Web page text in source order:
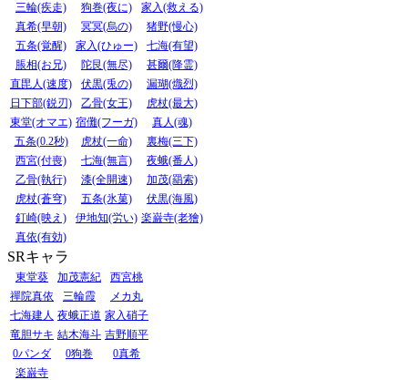
三輪(疾走)
狗巻(夜に)
家入(救える)
真希(早朝)
冥冥(烏の)
猪野(慢心)
五条(覚醒)
家入(ひゅー)
七海(有望)
脹相(お兄)
陀艮(無尽)
甚爾(降霊)
直毘人(速度)
伏黒(兎の)
漏瑚(熾烈)
日下部(鋭刃)
乙骨(女王)
虎杖(最大)
東堂(オマエ) 宿儺(フーガ)
真人(魂)
五条(0.2秒)
虎杖(一命)
裏梅(三下)
西宮(付喪)
七海(無言)
夜蛾(番人)
乙骨(執行)
漆(全開速)
加茂(羂索)
虎杖(蒼穹)
五条(氷菓)
伏黒(海風)
釘崎(映え)
伊地知(労い) 楽巌寺(老獪)
真依(有効)
SRキャラ
東堂葵 加茂憲紀
西宮桃
禪院真依
三輪霞
メカ丸
七海建人 夜蛾正道 家入硝子
竜胆サキ 結木海斗 吉野順平
0パンダ
0狗巻
0真希
楽巌寺